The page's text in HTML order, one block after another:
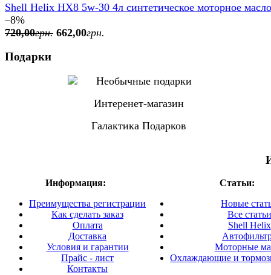
Shell Helix HX8 5w-30 4л синтетическое моторное масло
–8%
720,00грн. 662,00грн.
Подарки
Интеренет-магазин
Галактика Подарков
Информация:
Преимущества регистрации
Как сделать заказ
Оплата
Доставка
Условия и гарантии
Прайс - лист
Контакты
Статьи:
Новые
Все статьи
Shell Helix
Моторные
Охлаждающие и